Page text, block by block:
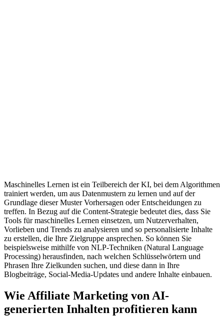
Maschinelles Lernen ist ein Teilbereich der KI, bei dem Algorithmen
trainiert werden, um aus Datenmustern zu lernen und auf der
Grundlage dieser Muster Vorhersagen oder Entscheidungen zu
treffen. In Bezug auf die Content-Strategie bedeutet dies, dass Sie
Tools für maschinelles Lernen einsetzen, um Nutzerverhalten,
Vorlieben und Trends zu analysieren und so personalisierte Inhalte
zu erstellen, die Ihre Zielgruppe ansprechen. So können Sie
beispielsweise mithilfe von NLP-Techniken (Natural Language
Processing) herausfinden, nach welchen Schlüsselwörtern und
Phrasen Ihre Zielkunden suchen, und diese dann in Ihre
Blogbeiträge, Social-Media-Updates und andere Inhalte einbauen.
Wie Affiliate Marketing von AI-
generierten Inhalten profitieren kann